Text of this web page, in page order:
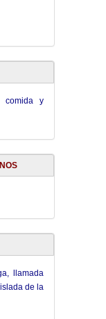
comida y
llamada
de la